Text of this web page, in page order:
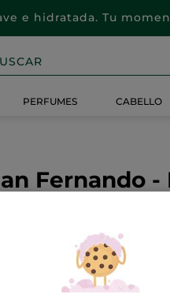
e hidratada. Tu
PERFUMES CABELLO
Fernando -
CENTRO DE